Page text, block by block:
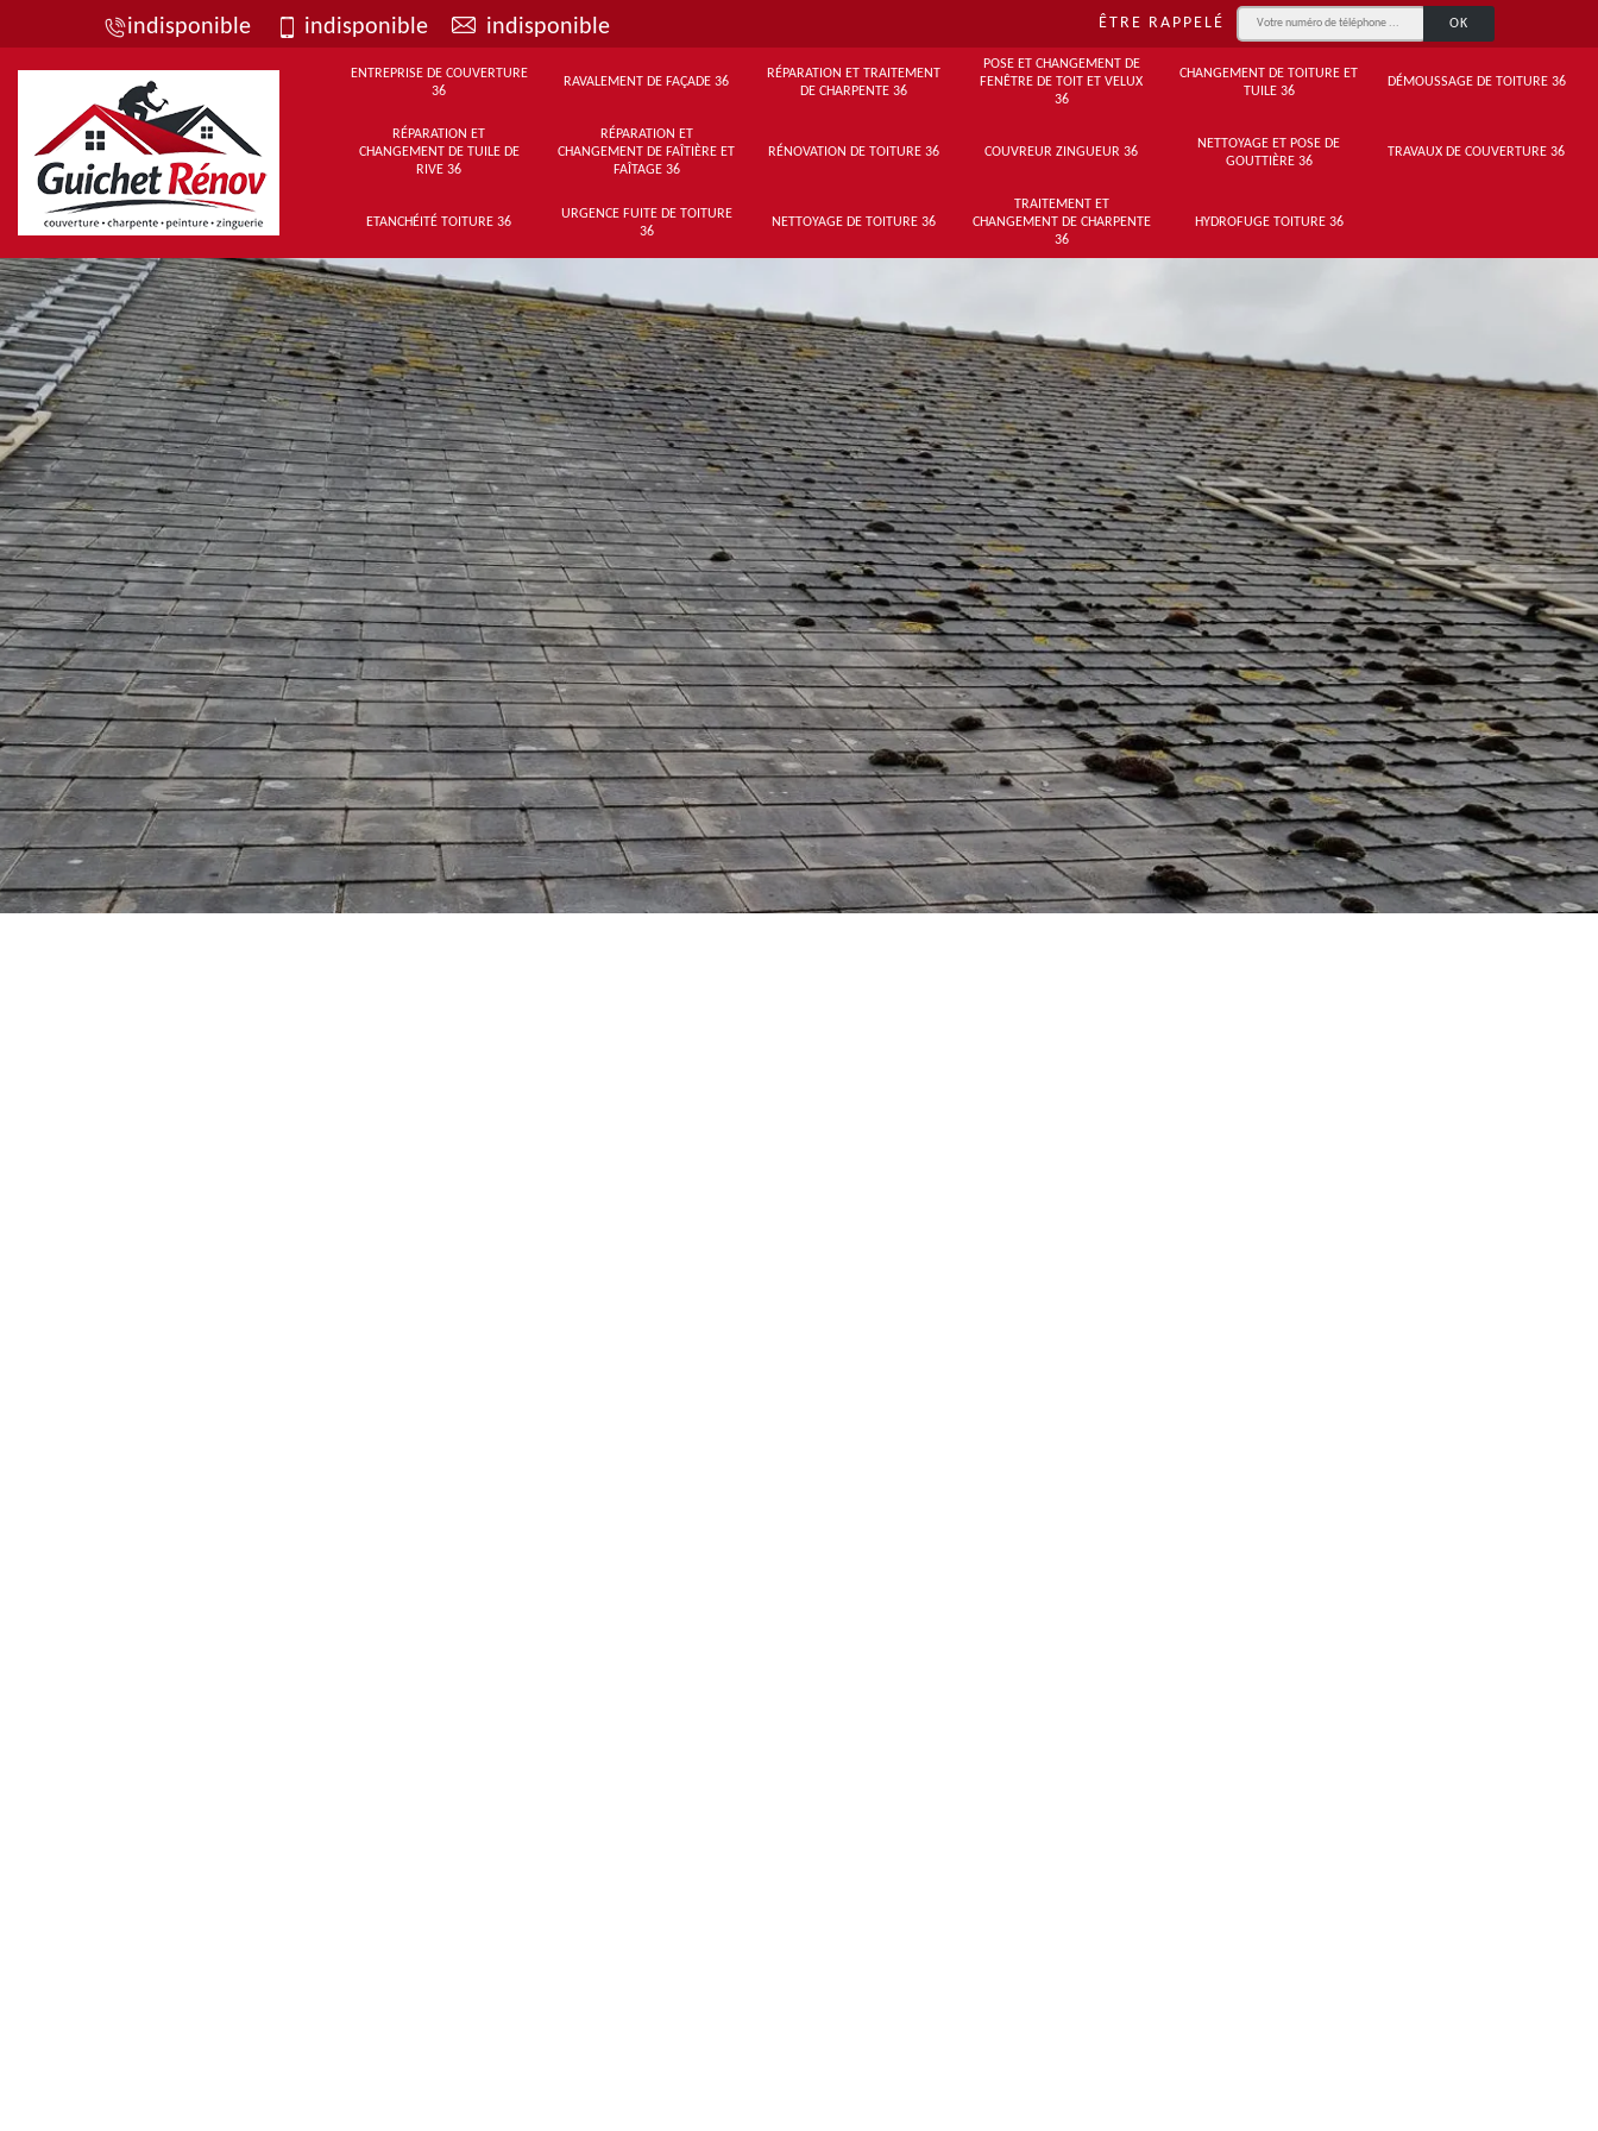
indisponible indisponible indisponible ÊTRE RAPPELÉ
ENTREPRISE DE COUVERTURE
36
RAVALEMENT DE FAÇADE 36
RÉPARATION ET TRAITEMENT
DE CHARPENTE 36
POSE ET CHANGEMENT DE
FENÊTRE DE TOIT ET VELUX
36
CHANGEMENT DE TOITURE ET
TUILE 36
DÉMOUSSAGE DE TOITURE 36
RÉPARATION ET
CHANGEMENT DE TUILE DE
RIVE 36
RÉPARATION ET
CHANGEMENT DE FAÎTIÈRE ET
FAÎTAGE 36
RÉNOVATION DE TOITURE 36 COUVREUR ZINGUEUR 36
NETTOYAGE ET POSE DE
GOUTTIÈRE 36
TRAVAUX DE COUVERTURE 36
ETANCHÉITÉ TOITURE 36
URGENCE FUITE DE TOITURE
36
NETTOYAGE DE TOITURE 36
TRAITEMENT ET
CHANGEMENT DE CHARPENTE
36
HYDROFUGE TOITURE 36